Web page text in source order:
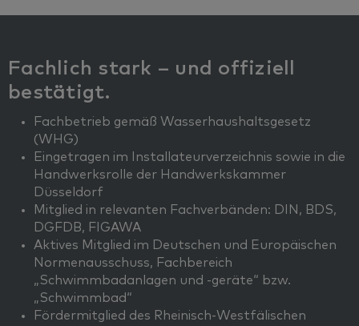
Fachlich stark – und offiziell
bestätigt.
Fachbetrieb gemäß Wasserhaushaltsgesetz
(WHG)
Eingetragen im Installateurverzeichnis sowie in die
Handwerksrolle der Handwerkskammer
Düsseldorf
Mitglied in relevanten Fachverbänden: DIN, BDS,
DGFDB, FIGAWA
Aktives Mitglied im Deutschen und Europäischen
Normenausschuss, Fachbereich
„Schwimmbadanlagen und -geräte“ bzw.
„Schwimmbad“
Fördermitglied des Rheinisch-Westfälischen